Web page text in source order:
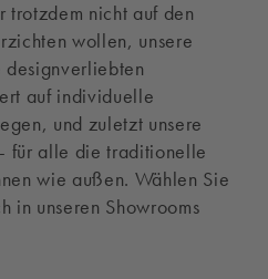
trotzdem nicht auf den
wollen, unsere
designverliebten
auf individuelle
und zuletzt unsere
für alle die traditionelle
wie außen. Wählen Sie
in unseren Showrooms